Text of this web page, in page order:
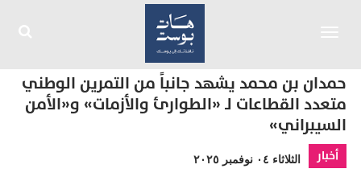
حمدان بن محمد يشهد جانباً من التمرين الوطني
متعدد القطاعات لـ «الطوارئ والأزمات» و«الأمن
السيبراني»
أخبار الثلاثاء ٠٤ نوفمبر ٢٠٢٥